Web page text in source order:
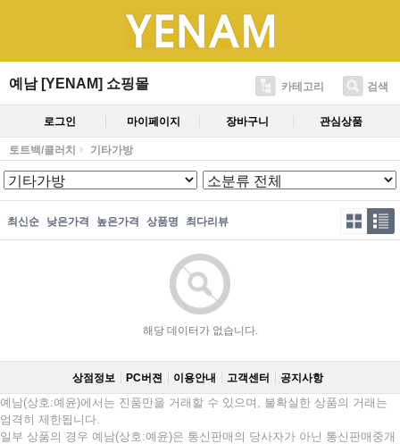
예남 [YENAM] 쇼핑몰 카테고리 검색
로그인 마이페이지 장바구니 관심상품
토트백/클러치 기타가방
최신순 낮은가격 높은가격 상품명 최다리뷰
해당 데이터가 없습니다.
상점정보 PC버젼 이용안내 고객센터 공지사항
예남(상호:예윤)에서는 진품만을 거래할 수 있으며, 불확실한 상품의 거래는
엄격히 제한됩니다.
일부 상품의 경우 예남(상호:예윤)은 통신판매의 당사자가 아닌 통신판매중개